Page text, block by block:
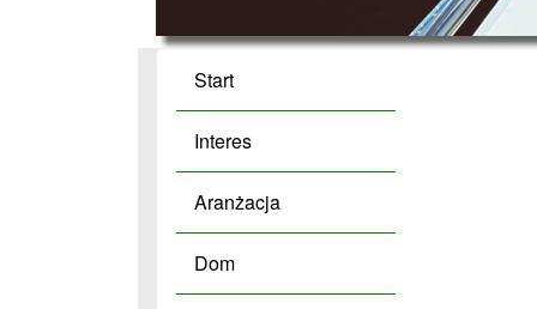
Start
Interes
Aranżacja
Dom